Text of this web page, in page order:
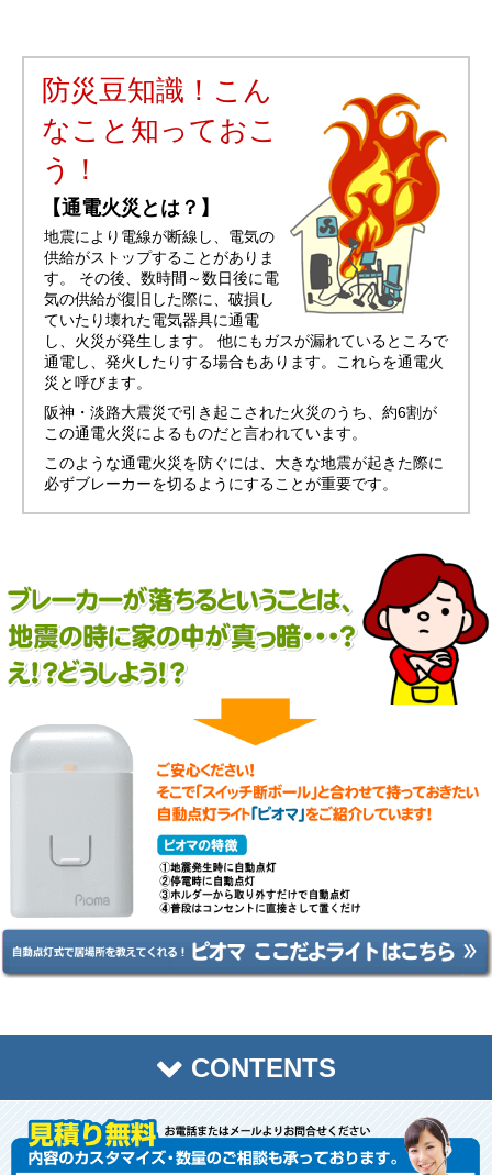
防災豆知識！こん
なこと知っておこ
う！
【通電火災とは？】
地震により電線が断線し、電気の
供給がストップすることがありま
す。 その後、数時間～数日後に電
気の供給が復旧した際に、破損し
ていたり壊れた電気器具に通電
し、火災が発生します。 他にもガスが漏れているところで
通電し、発火したりする場合もあります。これらを通電火
災と呼びます。
阪神・淡路大震災で引き起こされた火災のうち、約6割が
この通電火災によるものだと言われています。
このような通電火災を防ぐには、大きな地震が起きた際に
必ずブレーカーを切るようにすることが重要です。
CONTENTS
トップページ